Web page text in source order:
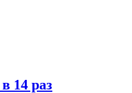
14 раз